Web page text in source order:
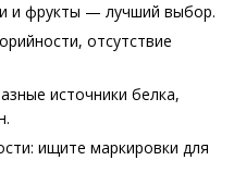
и фрукты — лучший выбор.
отсутствие
источники белка,
ищите маркировки для